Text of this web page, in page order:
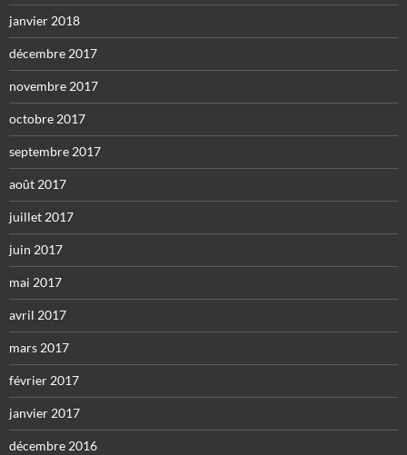
janvier 2018
décembre 2017
novembre 2017
octobre 2017
septembre 2017
août 2017
juillet 2017
juin 2017
mai 2017
avril 2017
mars 2017
février 2017
janvier 2017
décembre 2016